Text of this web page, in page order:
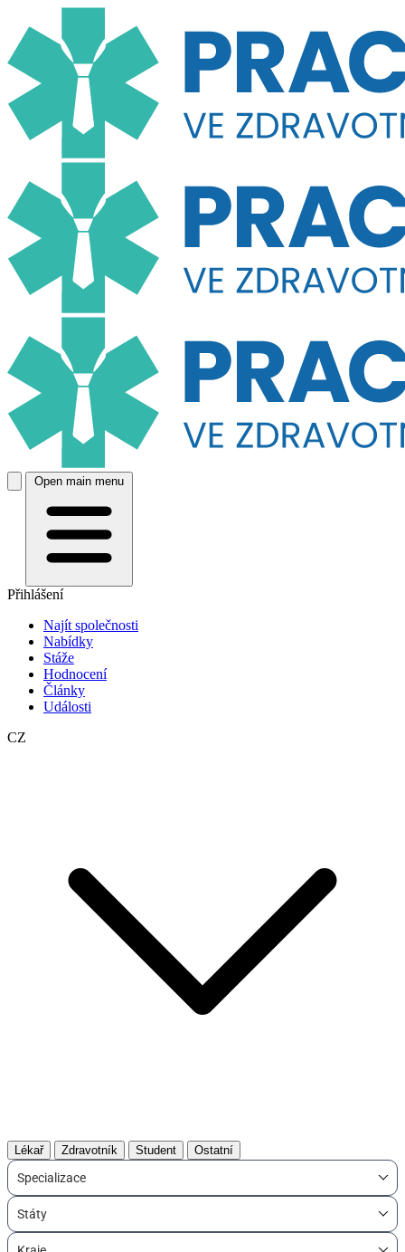
Open main menu
Přihlášení
Najít společnosti
Nabídky
Stáže
Hodnocení
Články
Události
CZ
Lékař Zdravotník Student Ostatní
Specializace
Státy